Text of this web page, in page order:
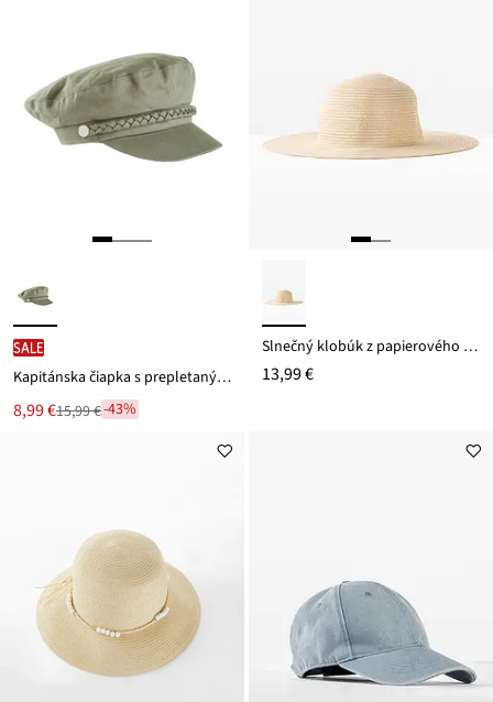
SALE
Kapitánska čiapka s prepletaným detailom
Nová
cena
8,99 €
Zľava15,99 €-43%
Slnečný klobúk z papierového vlákna
13,99 €